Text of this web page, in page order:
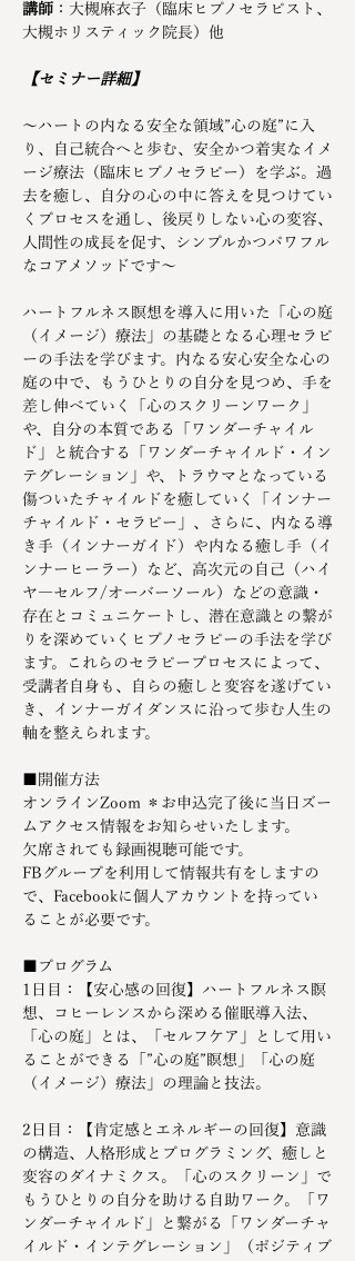
講師 ：大槻麻衣子（臨床ヒプノセラピスト、
大槻ホリスティック院長）他
【セミナー詳細】
～ハートの内なる安全な領域”心の庭”に入
り、自己統合へと歩む、安全かつ着実なイメ
ージ療法（臨床ヒプノセラピー）を学ぶ。過
去を癒し、自分の心の中に答えを見つけてい
くプロセスを通し、後戻りしない心の変容、
人間性の成長を促す、シンプルかつパワフル
なコアメソッドです～
ハートフルネス瞑想を導入に用いた「心の庭
（イメージ）療法」の基礎となる心理セラピ
ーの手法を学びます。内なる安心安全な心の
庭の中で、もうひとりの自分を見つめ、手を
差し伸べていく「心のスクリーンワーク」
や、自分の本質である「ワンダーチャイル
ド」と統合する「ワンダーチャイルド・イン
テグレーション」や、トラウマとなっている
傷ついたチャイルドを癒していく「インナー
チャイルド・セラピー」、さらに、内なる導
き手（インナーガイド）や内なる癒し手（イ
ンナーヒーラー）など、高次元の自己（ハイ
ヤ―セルフ/オーバーソール）などの意識・
存在とコミュニケートし、潜在意識との繋が
りを深めていくヒプノセラピーの手法を学び
ます。これらのセラピープロセスによって、
受講者自身も、自らの癒しと変容を遂げてい
き、インナーガイダンスに沿って歩む人生の
軸を整えられます。
■開催方法
オンラインZoom ＊お申込完了後に当日ズー
ムアクセス情報をお知らせいたします。
欠席されても録画視聴可能です。
FBグループを利用して情報共有をしますの
で、Facebookに個人アカウントを持ってい
ることが必要です。
■プログラム
1日目：【安心感の回復】ハートフルネス瞑
想、コヒーレンスから深める催眠導入法、
「心の庭」とは、「セルフケア」として用い
ることができる「”心の庭”瞑想」「心の庭
（イメージ）療法」の理論と技法。
2日目：【肯定感とエネルギーの回復】意識
の構造、人格形成とプログラミング、癒しと
変容のダイナミクス。「心のスクリーン」で
もうひとりの自分を助ける自助ワーク。「ワ
ンダーチャイルド」と繋がる「ワンダーチャ
イルド・インテグレーション」（ポジティブ